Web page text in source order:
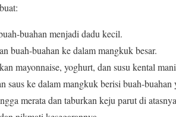
buahan menjadi dadu kecil.
buah-buahan ke dalam mangkuk besar.
mayonnaise, yoghurt, dan susu kental
saus ke dalam mangkuk berisi buah-
merata dan taburkan keju parut di